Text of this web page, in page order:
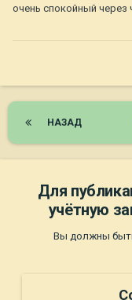
очень спокойный через
НАЗАД
Для
учётную
Вы должны